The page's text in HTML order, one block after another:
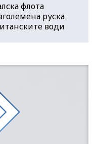
флота
руска
води